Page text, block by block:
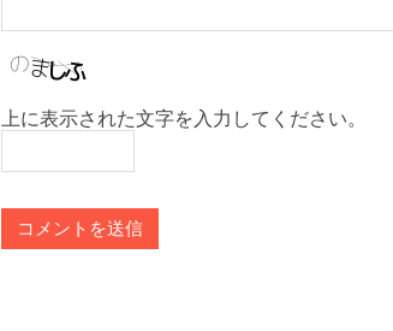
上に表示された文字を入力してください。